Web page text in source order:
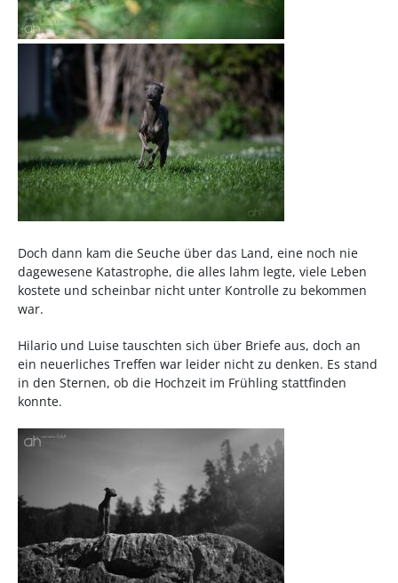
Doch dann kam die Seuche über das Land, eine noch nie
dagewesene Katastrophe, die alles lahm legte, viele Leben
kostete und scheinbar nicht unter Kontrolle zu bekommen
war.
Hilario und Luise tauschten sich über Briefe aus, doch an
ein neuerliches Treffen war leider nicht zu denken. Es stand
in den Sternen, ob die Hochzeit im Frühling stattfinden
konnte.